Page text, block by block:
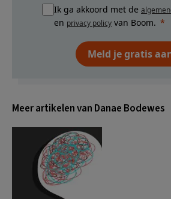
Ik ga akkoord met de
en privacy policy van Boom.
Meld je gratis
Meer artikelen van Danae Bodewes